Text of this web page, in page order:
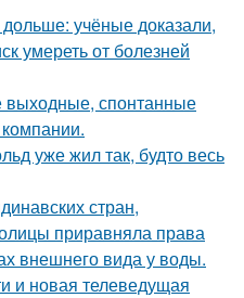
учёные доказали,
умереть от болезней
спонтанные
уже жил так, будто весь
стран,
приравняла права
внешнего вида у воды.
и новая телеведущая